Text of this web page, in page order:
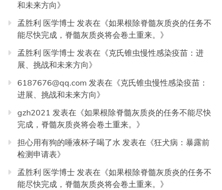
和未来方向》
孟胜利 医学博士 发表在《如果根除脊髓灰质炎的任务不
能尽快完成，脊髓灰质炎将会卷土重来。 》
孟胜利 医学博士 发表在《克氏锥虫慢性感染疫苗：进
展、挑战和未来方向》
6187676@qq.com 发表在《克氏锥虫慢性感染疫苗：
进展、挑战和未来方向》
gzh2021 发表在《如果根除脊髓灰质炎的任务不能尽快
完成，脊髓灰质炎将会卷土重来。 》
担心用有狗的唾液杯子喝了水 发表在《狂犬病：暴露前
检测申请表》
孟胜利 医学博士 发表在《如果根除脊髓灰质炎的任务不
能尽快完成，脊髓灰质炎将会卷土重来。 》